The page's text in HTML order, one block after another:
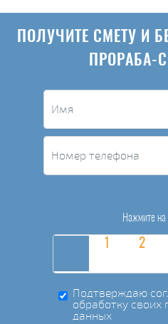
ПОЛУЧИТЕ СМЕТУ И
ПРОРАБА-
Нажмите
Подтверждаю
обработку своих
данных